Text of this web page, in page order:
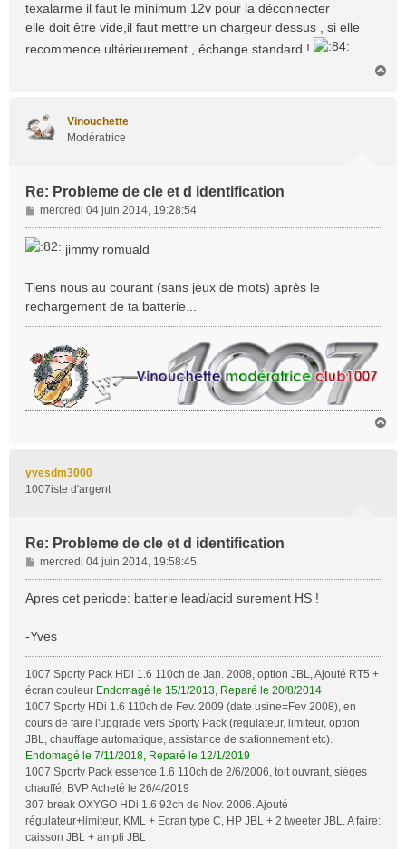
a
g
e
texalarme il faut le minimum 12v pour la déconnecter
elle doit être vide,il faut mettre un chargeur dessus , si elle
recommence ultérieurement , échange standard !
Vinouchette
Modératrice
Re: Probleme de cle et d identification
M
e
s
g
e
mercredi 04 juin 2014, 19:28:54
jimmy romuald
Tiens nous au courant (sans jeux de mots) après le
rechargement de ta batterie...
yvesdm3000
1007iste d'argent
Re: Probleme de cle et d identification
M
e
s
g
e
mercredi 04 juin 2014, 19:58:45
Apres cet periode: batterie lead/acid surement HS !
-Yves
1007 Sporty Pack HDi 1.6 110ch de Jan. 2008, option JBL, Ajouté RT5 +
écran couleur Endomagé le 15/1/2013, Reparé le 20/8/2014
1007 Sporty HDi 1.6 110ch de Fev. 2009 (date usine=Fev 2008), en
cours de faire l'upgrade vers Sporty Pack (regulateur, limiteur, option
JBL, chauffage automatique, assistance de stationnement etc).
Endomagé le 7/11/2018, Reparé le 12/1/2019
1007 Sporty Pack essence 1.6 110ch de 2/6/2006, toit ouvrant, sièges
chauffé, BVP Acheté le 26/4/2019
307 break OXYGO HDi 1.6 92ch de Nov. 2006. Ajouté
régulateur+limiteur, KML + Ecran type C, HP JBL + 2 tweeter JBL. A faire:
caisson JBL + ampli JBL